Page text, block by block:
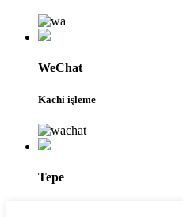
WeChat
Kachi işleme
Tepe